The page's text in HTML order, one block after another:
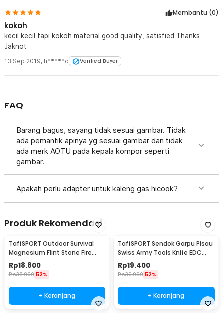
Membantu (0)
kokoh
kecil kecil tapi kokoh material good quality, satisfied Thanks
Jaknot
13 Sep 2019, h*****o Verified Buyer
FAQ
Barang bagus, sayang tidak sesuai gambar. Tidak
ada pemantik apinya yg sesuai gambar dan tidak
ada merk AOTU pada kepala kompor seperti
gambar.
Apakah perlu adapter untuk kaleng gas hicook?
Produk Rekomendasi
TaffSPORT Outdoor Survival
Magnesium Flint Stone Fire
Starter Whistle - JD1422
Rp18.800
Rp38.900 52%
+ Keranjang
TaffSPORT Sendok Garpu Pisau
Swiss Army Tools Knife EDC
6in1 - A007
Rp19.400
Rp39.900 52%
+ Keranjang